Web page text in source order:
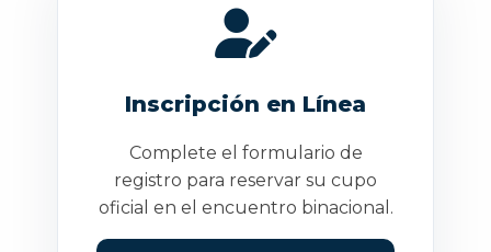
Inscripción en Línea
Complete el formulario de
registro para reservar su cupo
oficial en el encuentro binacional.